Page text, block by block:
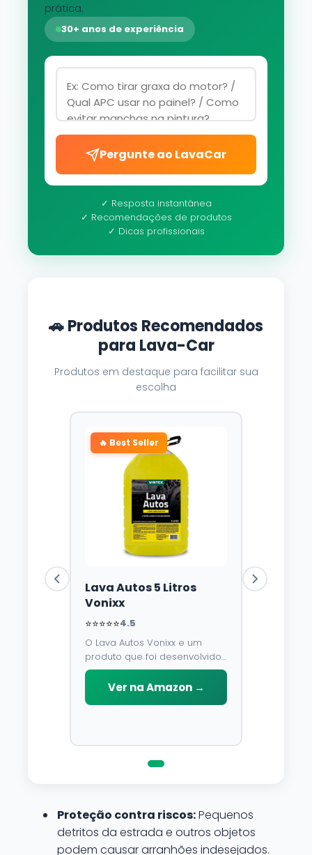
prática.
30+ anos de experiência
Pergunte ao LavaCar
✓ Resposta instantânea
✓ Recomendações de produtos
✓ Dicas profissionais
🚗 Produtos Recomendados
para Lava-Car
Produtos em destaque para facilitar sua
escolha
🔥 Best Seller
Lava Autos 5 Litros
Vonixx
⭐⭐⭐⭐⭐4.5
O Lava Autos Vonixx e um
produto que foi desenvolvido
para limpar, proteger e
conservar a lataria do veiculo.
Por possuir pH neutro, pode
Ver na Amazon →
Proteção contra riscos:Pequenos
detritos da estrada e outros objetos
podem causar arranhões indesejados.